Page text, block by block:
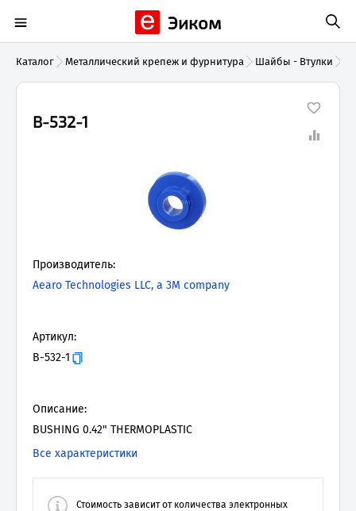
Эиком
Каталог Металлический крепеж и фурнитура Шайбы - Втулки
B-532-1
Производитель:
Aearo Technologies LLC, a 3M company
Артикул:
B-532-1
Описание:
BUSHING 0.42" THERMOPLASTIC
Все характеристики
Стоимость зависит от количества электронных